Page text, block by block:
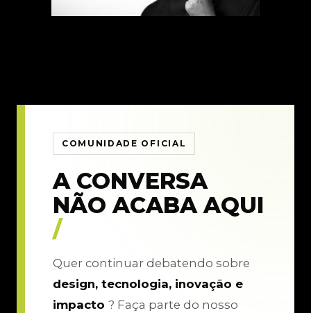
COMUNIDADE OFICIAL
A CONVERSA
NÃO ACABA AQUI
/
Quer continuar debatendo sobre
design, tecnologia, inovação e
impacto ? Faça parte do nosso